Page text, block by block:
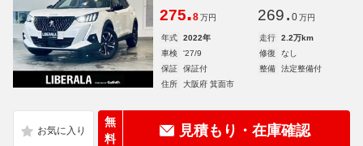
275.8 万円 269. 0 万円
年式 2022年 走行
2.2万km
車検
'27/9 修復
なし
保証
保証付 整備
法定整備付
住所
大阪府 箕面市
無
料
見積もり・在庫確認